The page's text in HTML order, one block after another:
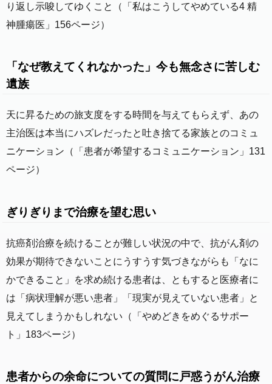
り返し示唆してゆくこと（「私はこうしてやめている4 精
神腫瘍医」156ページ）
「なぜ教えてくれなかった」今も無念さに苦しむ
遺族
天に昇るための旅支度をする時間を与えてもらえず、あの
主治医は本当にハズレだったと吐き捨てる家族とのコミュ
ニケーション（「患者が希望するコミュニケーション」131
ページ）
ぎりぎりまで治療を望む思い
抗癌剤治療を続けることが難しい状況の中で、抗がん剤の
効果が期待できないことにうすうす気づきながらも「なに
かできること」を求め続ける患者は、ともすると医療者に
は「病状理解が悪い患者」「現実が見えていない患者」と
見えてしまうかもしれない（「やめどきをめぐるサポー
ト」183ページ）
患者からの余命についての質問に戸惑うがん治療